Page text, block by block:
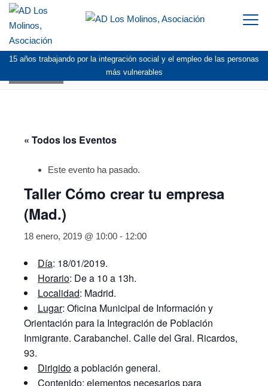
15 años trabajando por la integración social y el empleo de las personas
más vulnerables
« Todos los Eventos
Este evento ha pasado.
Taller Cómo crear tu empresa
(Mad.)
18 enero, 2019 @ 10:00 - 12:00
Día: 18/01/2019.
Horario: De a 10 a 13h.
Localidad: Madrid.
Lugar: Oficina Municipal de Información y
Orientación para la Integración de Población
Inmigrante. Carabanchel. Calle del Gral. Ricardos,
93.
Dirigidoa población general.
Contenido: elementos necesarios para